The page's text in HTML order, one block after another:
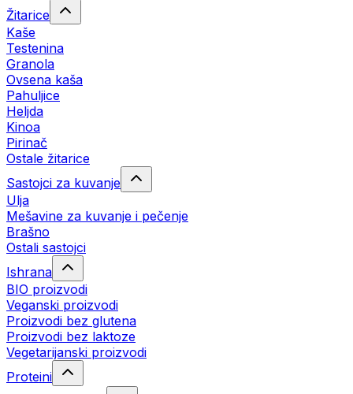
Žitarice
Kaše
Testenina
Granola
Ovsena kaša
Pahuljice
Heljda
Kinoa
Pirinač
Ostale žitarice
Sastojci za kuvanje
Ulja
Mešavine za kuvanje i pečenje
Brašno
Ostali sastojci
Ishrana
BIO proizvodi
Veganski proizvodi
Proizvodi bez glutena
Proizvodi bez laktoze
Vegetarijanski proizvodi
Proteini